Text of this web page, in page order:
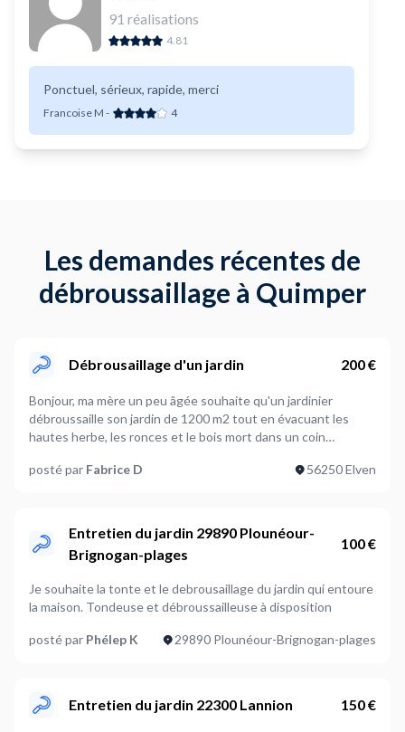
91 réalisations
4.81
Ponctuel, sérieux, rapide, merci
Francoise M - 4
Les demandes récentes de
débroussaillage à Quimper
Débrousaillage d'un jardin 200 €
Bonjour, ma mère un peu âgée souhaite qu'un jardinier
débroussaille son jardin de 1200 m2 tout en évacuant les
hautes herbe, les ronces et le bois mort dans un coin
posté par Fabrice D 56250 Elven
Entretien du jardin 29890 Plounéour-
Brignogan-plages
100 €
Je souhaite la tonte et le debrousaillage du jardin qui entoure
la maison. Tondeuse et débroussailleuse à disposition
posté par Phélep K 29890 Plounéour-Brignogan-plages
Entretien du jardin 22300 Lannion 150 €